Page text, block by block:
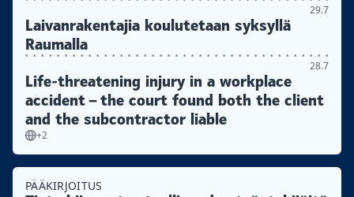
29.7
Laivanrakentajia koulutetaan syksyllä
Raumalla
28.7
Life-threatening injury in a workplace
accident – the court found both the client
and the subcontractor liable
+2
PÄÄKIRJOITUS